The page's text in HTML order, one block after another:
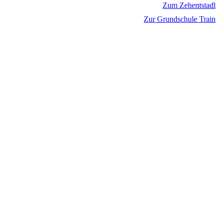
Zum Zehentstadl
Zur Grundschule Train